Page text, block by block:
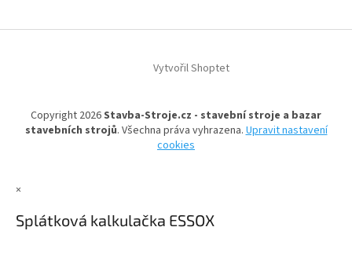
Vytvořil Shoptet
Copyright 2026Stavba-Stroje.cz - stavební stroje a bazar
stavebních strojů. Všechna práva vyhrazena. Upravit nastavení
cookies
×
Splátková kalkulačka ESSOX